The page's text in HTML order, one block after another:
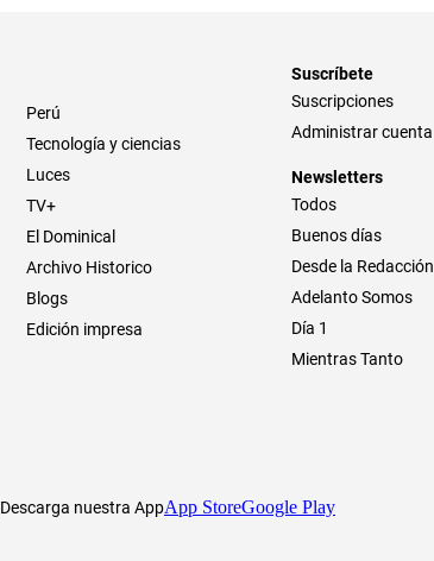
Perú
Tecnología y ciencias
Luces
TV+
El Dominical
Archivo Historico
Blogs
Edición impresa
Suscríbete
Suscripciones
Administrar cuenta
Newsletters
Todos
Buenos días
Desde la Redacción
Adelanto Somos
Día 1
Mientras Tanto
Descarga nuestra AppApp StoreGoogle Play